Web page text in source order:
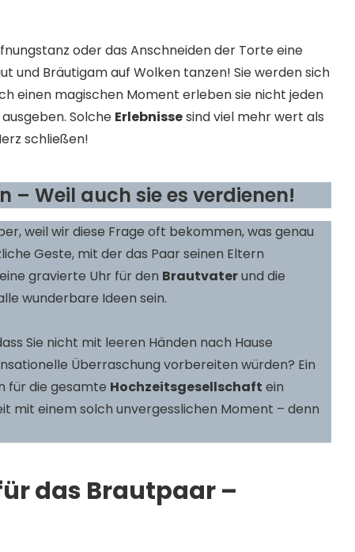
oder das Anschneiden der Torte eine
und Bräutigam auf Wolken tanzen! Sie werden sich
einen magischen Moment erleben sie nicht jeden
Solche Erlebnissesind viel mehr wert als
schließen!
– Weil auch sie es verdienen!
weil wir diese Frage oft bekommen, was genau
Geste, mit der das Paar seinen Eltern
gravierte Uhr für den Brautvaterund die
wunderbare Ideen sein.
Sie nicht mit leeren Händen nach Hause
Überraschung vorbereiten würden? Ein
für die gesamte Hochzeitsgesellschaft ein
mit einem solch unvergesslichen Moment – denn
das Brautpaar –